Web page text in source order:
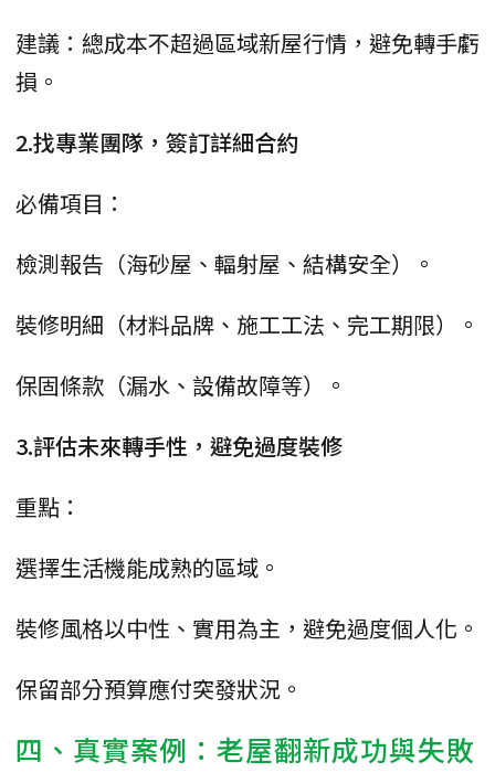
建議：總成本不超過區域新屋行情，避免轉手虧
損。
2.找專業團隊，簽訂詳細合約
必備項目：
檢測報告（海砂屋、輻射屋、結構安全）。
裝修明細（材料品牌、施工工法、完工期限）。
保固條款（漏水、設備故障等）。
3.評估未來轉手性，避免過度裝修
重點：
選擇生活機能成熟的區域。
裝修風格以中性、實用為主，避免過度個人化。
保留部分預算應付突發狀況。
四、真實案例：老屋翻新成功與失敗